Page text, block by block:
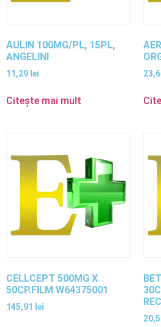
AULIN 100MG/PL, 15PL,
ANGELINI
11,29 lei
Citește mai mult
CELLCEPT 500MG X
50CP.FILM W64375001
145,91 lei